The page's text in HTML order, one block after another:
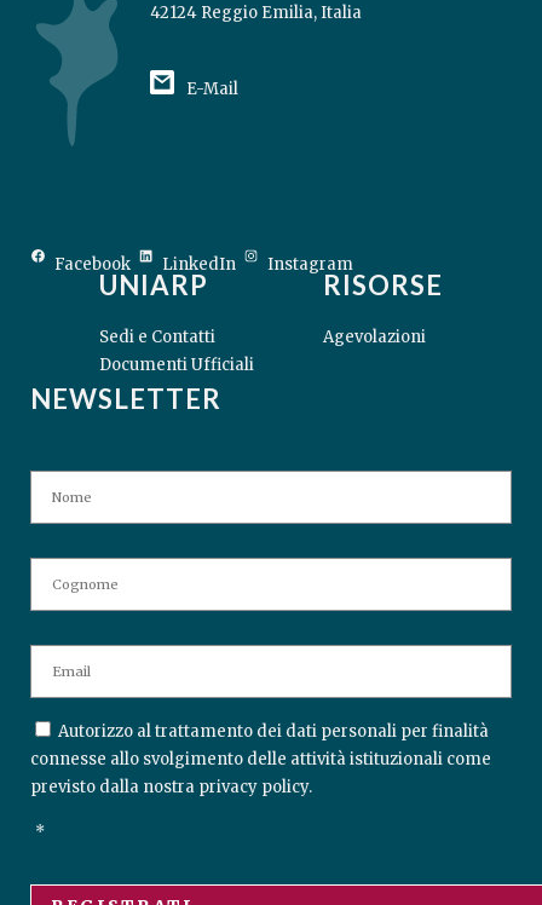
42124 Reggio Emilia, Italia
E-Mail
Facebook LinkedIn Instagram
UNIARP
Sedi e Contatti
Documenti Ufficiali
RISORSE
Agevolazioni
NEWSLETTER
M
A
I
L
C
O
S
E
Autorizzo al trattamento dei dati personali per finalità
connesse allo svolgimento delle attività istituzionali come
previsto dalla nostra privacy policy.
*